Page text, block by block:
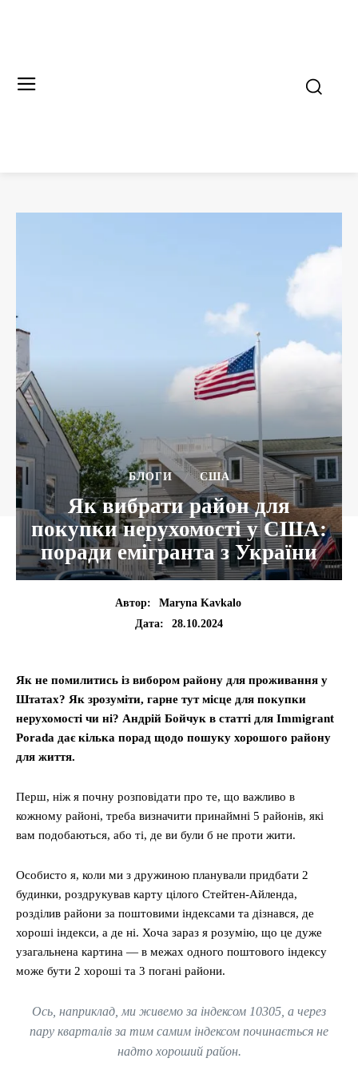
БЛОГИ США
Як вибрати район для
покупки нерухомості у США:
поради емігранта з України
Автор:
Maryna Kavkalo
Дата:
28.10.2024
Як не помилитись із вибором району для проживання у
Штатах? Як зрозуміти, гарне тут місце для покупки
нерухомості чи ні? Андрій Бойчук в статті для Immigrant
Porada дає кілька порад щодо пошуку хорошого району
для життя.
Перш, ніж я почну розповідати про те, що важливо в
кожному районі, треба визначити принаймні 5 районів, які
вам подобаються, або ті, де ви були б не проти жити.
Особисто я, коли ми з дружиною планували придбати 2
будинки, роздрукував карту цілого Стейтен-Айленда,
розділив райони за поштовими індексами та дізнався, де
хороші індекси, а де ні. Хоча зараз я розумію, що це дуже
узагальнена картина — в межах одного поштового індексу
може бути 2 хороші та 3 погані райони.
Ось, наприклад, ми живемо за індексом 10305, а через
пару кварталів за тим самим індексом починається не
надто хороший район.